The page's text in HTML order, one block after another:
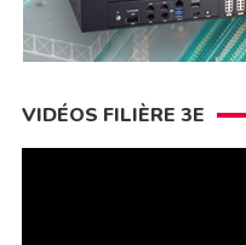
VIDÉOS FILIÈRE 3E